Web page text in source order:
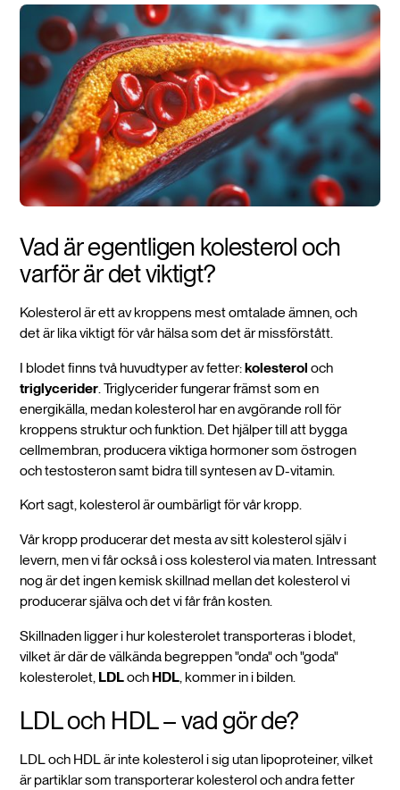
Vad är egentligen kolesterol och
varför är det viktigt?
Kolesterol är ett av kroppens mest omtalade ämnen, och
det är lika viktigt för vår hälsa som det är missförstått.
I blodet finns två huvudtyper av fetter:kolesterol och
triglycerider . Triglycerider fungerar främst som en
energikälla, medan kolesterol har en avgörande roll för
kroppens struktur och funktion. Det hjälper till att bygga
cellmembran, producera viktiga hormoner som östrogen
och testosteron samt bidra till syntesen av D-vitamin.
Kort sagt, kolesterol är oumbärligt för vår kropp.
Vår kropp producerar det mesta av sitt kolesterol själv i
levern, men vi får också i oss kolesterol via maten. Intressant
nog är det ingen kemisk skillnad mellan det kolesterol vi
producerar själva och det vi får från kosten.
Skillnaden ligger i hur kolesterolet transporteras i blodet,
vilket är där de välkända begreppen "onda" och "goda"
kolesterolet, LDLoch HDL , kommer in i bilden.
LDL och HDL – vad gör de?
LDL och HDL är inte kolesterol i sig utan lipoproteiner, vilket
är partiklar som transporterar kolesterol och andra fetter